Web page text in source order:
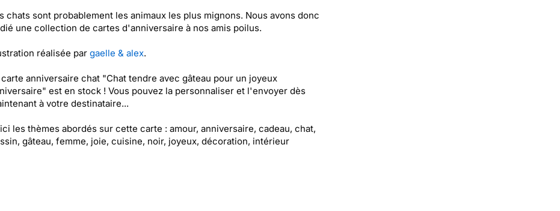
chats sont probablement les animaux les plus mignons. Nous avons donc
une collection de cartes d'anniversaire à nos amis poilus.
réalisée par gaelle & alex.
carte anniversaire chat "Chat tendre avec gâteau pour un joyeux
est en stock ! Vous pouvez la personnaliser et l'envoyer dès
à votre destinataire...
les thèmes abordés sur cette carte : amour, anniversaire, cadeau, chat,
gâteau, femme, joie, cuisine, noir, joyeux, décoration, intérieur